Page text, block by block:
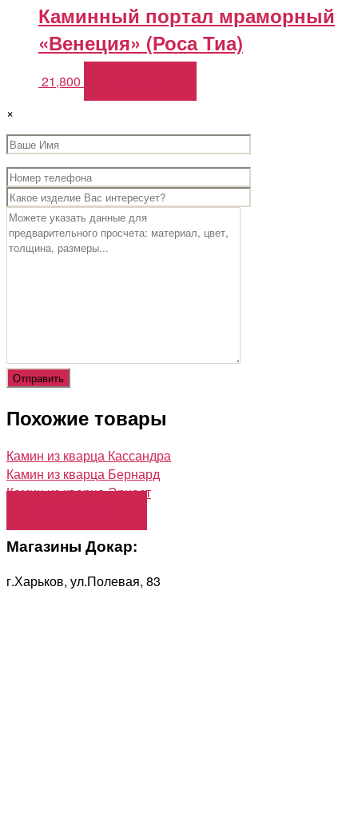
Каминный портал мраморный
«Венеция» (Роса Тиа)
21,800
×
Похожие товары
Камин из кварца Кассандра
Камин из кварца Бернард
Камин из кварца Эрнест
Магазины Докар:
г.Харьков, ул.Полевая, 83